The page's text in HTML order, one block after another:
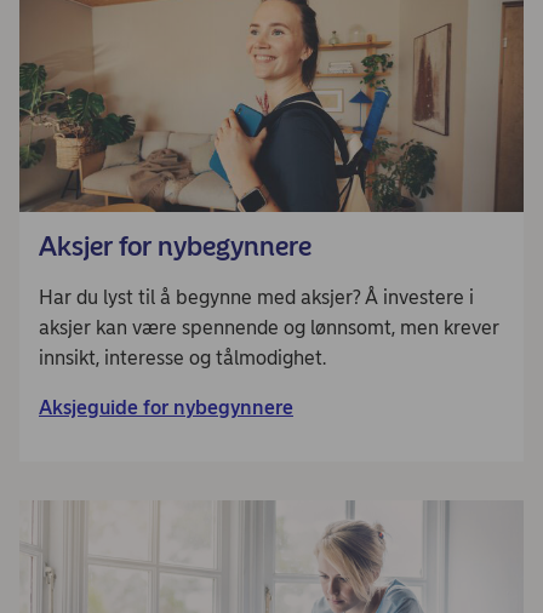
Aksjer for nybegynnere
Har du lyst til å begynne med aksjer? Å investere i
aksjer kan være spennende og lønnsomt, men krever
innsikt, interesse og tålmodighet.
Aksjeguide for nybegynnere